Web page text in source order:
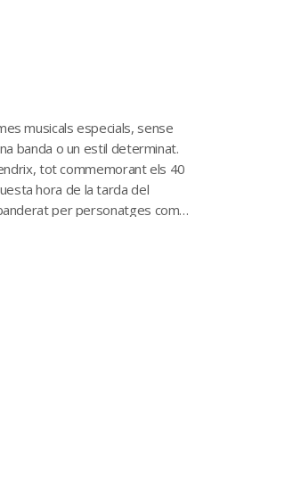
musicals especials, sense
banda o un estil determinat.
tot commemorant els 40
hora de la tarda del
per personatges com